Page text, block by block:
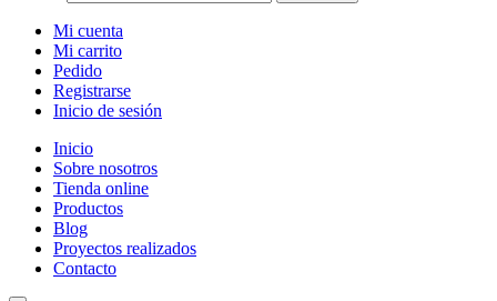
Mi cuenta
Mi carrito
Pedido
Registrarse
Inicio de sesión
Inicio
Sobre nosotros
Tienda online
Productos
Blog
Proyectos realizados
Contacto